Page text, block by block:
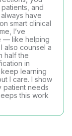
and
have
smart clinical
I’ve
— like helping
also counsel a
half the
in
learning
I care. I show
patient needs
this work